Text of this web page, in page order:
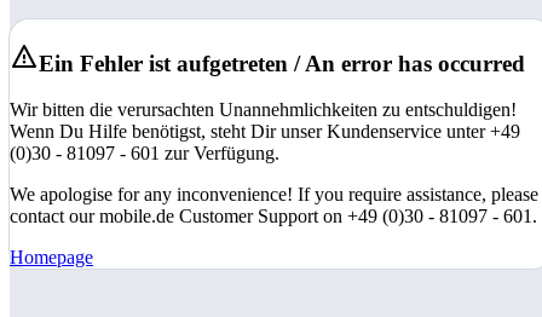
Ein Fehler ist aufgetreten / An error has occurred
Wir bitten die verursachten Unannehmlichkeiten zu entschuldigen!
Wenn Du Hilfe benötigst, steht Dir unser Kundenservice unter +49
(0)30 - 81097 - 601 zur Verfügung.
We apologise for any inconvenience! If you require assistance, please
contact our mobile.de Customer Support on +49 (0)30 - 81097 - 601.
Homepage